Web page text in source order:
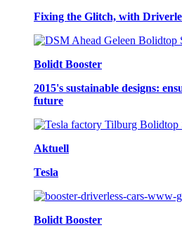
Fixing the Glitch, with
Bolidt Booster
2015's sustainable designs:
future
Aktuell
Tesla
Bolidt Booster